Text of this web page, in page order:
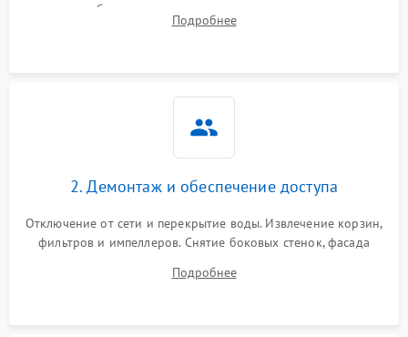
жалоб на отсутствие слива, нагрева, вращения
разбрызгивателей или срабатывание системы защиты
Подробнее
2. Демонтаж и обеспечение доступа
Отключение от сети и перекрытие воды. Извлечение корзин,
фильтров и импеллеров. Снятие боковых стенок, фасада
циркуляционному насосу, ТЭНу и сливной помпе.
Подробнее